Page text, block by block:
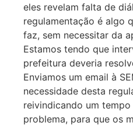
eles revelam falta de
regulamentação é algo
faz, sem necessitar da
Estamos tendo que
prefeitura deveria
Enviamos um email à
necessidade desta
reivindicando um
problema, para que os